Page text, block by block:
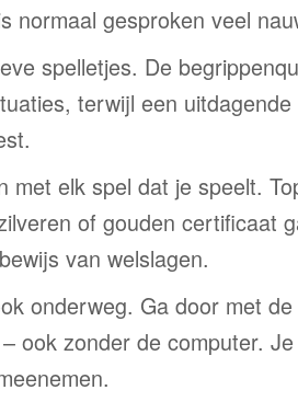
normaal gesproken veel
spelletjes. De
terwijl een
met elk spel dat je speelt.
of gouden certificaat
van welslagen.
onderweg. Ga door met
ook zonder de computer.